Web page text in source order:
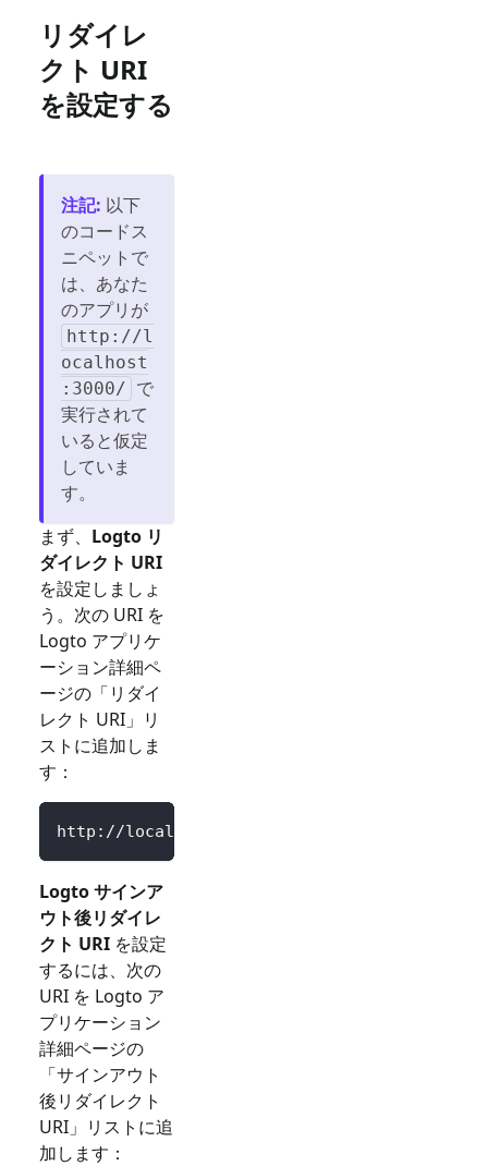
リダイレ
クト URI
を設定する
注記: 以下
のコードス
ニペットで
は、あなた
のアプリが
http://l
ocalhost
:3000/ で
実行されて
いると仮定
していま
す。
まず、 Logto リ
ダイレクト URI
を設定しましょ
う。次の URI を
Logto アプリケ
ーション詳細ペ
ージの「リダイ
レクト URI」リ
ストに追加しま
す：
http://localhost:3000/Callback
Logto サインア
ウト後リダイレ
クト URI を設定
するには、次の
URI を Logto ア
プリケーション
詳細ページの
「サインアウト
後リダイレクト
URI」リストに追
加します：